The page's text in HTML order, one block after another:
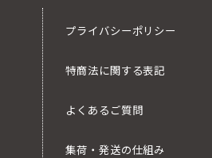
プライバシーポリシー
特商法に関する表記
よくあるご質問
集荷・発送の仕組み